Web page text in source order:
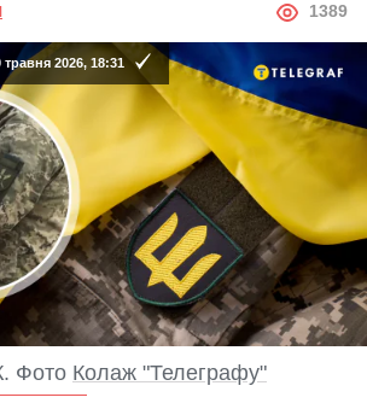
АВТОР
1389
2026, 18:31
Фото Колаж "Телеграфу"